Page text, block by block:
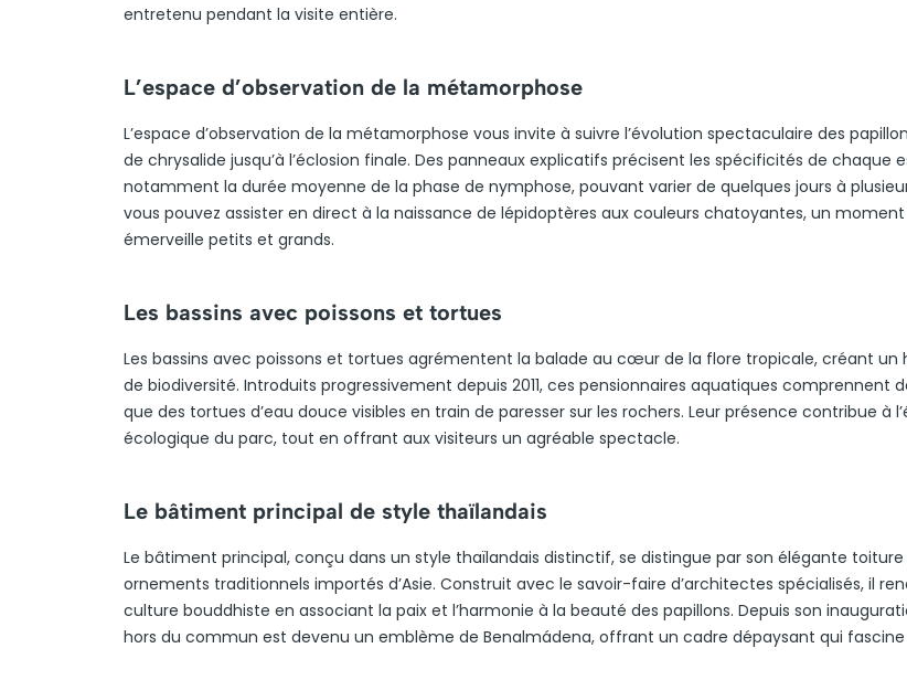
entretenu pendant la visite entière.
L’espace d’observation de la métamorphose
L’espace d’observation de la métamorphose vous invite à suivre l’évolution spectaculaire des
de chrysalide jusqu’à l’éclosion finale. Des panneaux explicatifs précisent les spécificités de chaque
notamment la durée moyenne de la phase de nymphose, pouvant varier de quelques jours à
vous pouvez assister en direct à la naissance de lépidoptères aux couleurs chatoyantes, un
émerveille petits et grands.
Les bassins avec poissons et tortues
Les bassins avec poissons et tortues agrémentent la balade au cœur de la flore tropicale, créant un
de biodiversité. Introduits progressivement depuis 2011, ces pensionnaires aquatiques comprennent
que des tortues d’eau douce visibles en train de paresser sur les rochers. Leur présence contribue à
écologique du parc, tout en offrant aux visiteurs un agréable spectacle.
Le bâtiment principal de style thaïlandais
Le bâtiment principal, conçu dans un style thaïlandais distinctif, se distingue par son élégante
ornements traditionnels importés d’Asie. Construit avec le savoir-faire d’architectes spécialisés, il
culture bouddhiste en associant la paix et l’harmonie à la beauté des papillons. Depuis son
hors du commun est devenu un emblème de Benalmádena, offrant un cadre dépaysant qui